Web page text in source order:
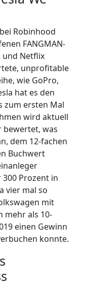
Robinhood
FANGMAN-
und Netflix
unprofitable
wie GoPro,
hat es den
zum ersten Mal
wird aktuell
bewertet, was
dem 12-fachen
Buchwert
Prozent in
vier mal so
mit
mehr als 10-
einen Gewinn
konnte.